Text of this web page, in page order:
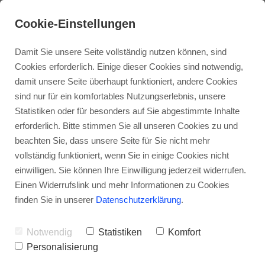
Holzhaus
Anbau
Aufstockung
Modernisierung
Ihr persönliches Angebot
Heute erhalten Sie Ihr
Angebot für Ihren
geplant
Dachmodernisierung
Cookie-Einstellungen
Damit Sie unsere Seite vollständig nutzen können, sind
Cookies erforderlich. Einige dieser Cookies sind notwendig,
damit unsere Seite überhaupt funktioniert, andere Cookies
sind nur für ein komfortables Nutzungserlebnis, unsere
Statistiken oder für besonders auf Sie abgestimmte Inhalte
erforderlich. Bitte stimmen Sie all unseren Cookies zu und
beachten Sie, dass unsere Seite für Sie nicht mehr
vollständig funktioniert, wenn Sie in einige Cookies nicht
einwilligen. Sie können Ihre Einwilligung jederzeit widerrufen.
Einen Widerrufslink und mehr Informationen zu Cookies
finden Sie in unserer Datenschutzerklärung.
Notwendig Statistiken
Komfort
Personalisierung